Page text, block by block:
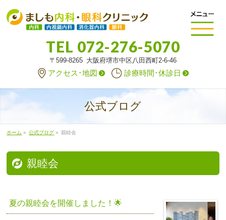
TEL 072-276-5070
〒599-8265 大阪府堺市中区八田西町2-6-46
アクセス･地図 診療時間･休診日
公式ブログ
ホーム » 公式ブログ » 親睦会
親睦会
夏の親睦会を開催しました！🌟